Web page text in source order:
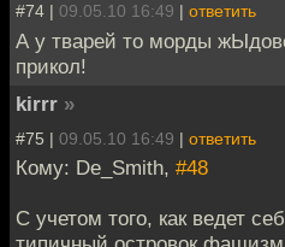
#74 | 09.05.10 16:49 | ответить
А у тварей то морды
прикол!
kirrr »
#75 | 09.05.10 16:49 | ответить
Кому: De_Smith, #48
С учетом того, как ведет